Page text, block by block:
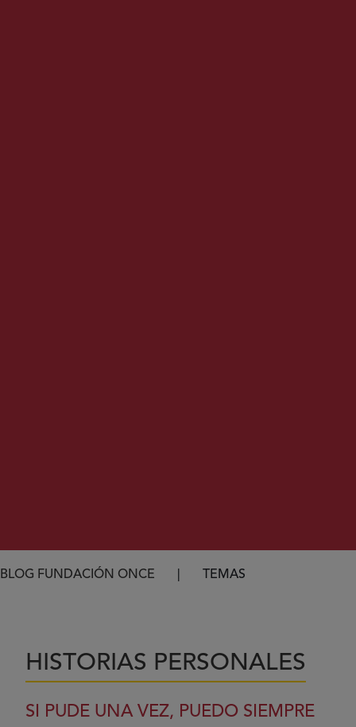
Ruta de navegación
BLOG FUNDACIÓN ONCE TEMAS
HISTORIAS PERSONALES
SI PUDE UNA VEZ, PUEDO SIEMPRE